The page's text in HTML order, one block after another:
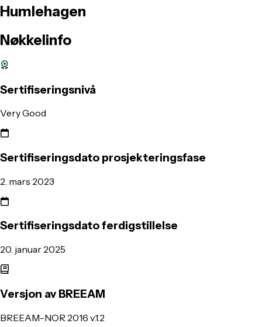
Humlehagen
Nøkkelinfo
Sertifiseringsnivå
Very Good
Sertifiseringsdato prosjekteringsfase
2. mars 2023
Sertifiseringsdato ferdigstillelse
20. januar 2025
Versjon av BREEAM
BREEAM-NOR 2016 v.1.2